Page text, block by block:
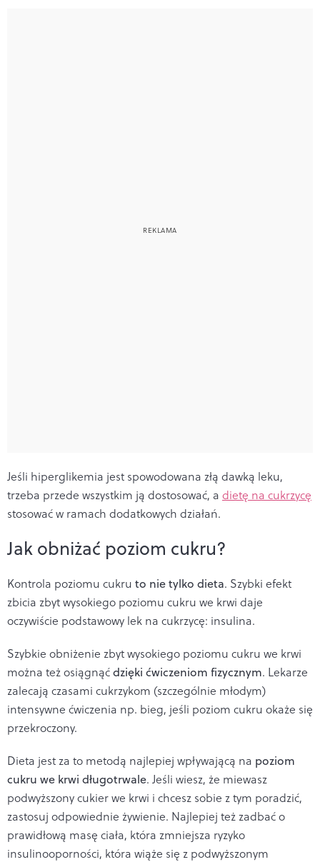
Jeśli hiperglikemia jest spowodowana złą dawką leku,
trzeba przede wszystkim ją dostosować, a dietę na cukrzycę
stosować w ramach dodatkowych działań.
Jak obniżać poziom cukru?
Kontrola poziomu cukru to nie tylko dieta. Szybki efekt
zbicia zbyt wysokiego poziomu cukru we krwi daje
oczywiście podstawowy lek na cukrzycę: insulina.
Szybkie obniżenie zbyt wysokiego poziomu cukru we krwi
można też osiągnąćdzięki ćwiczeniom fizycznym. Lekarze
zalecają czasami cukrzykom (szczególnie młodym)
intensywne ćwiczenia np. bieg, jeśli poziom cukru okaże się
przekroczony.
Dieta jest za to metodą najlepiej wpływającą na poziom
cukru we krwi długotrwale. Jeśli wiesz, że miewasz
podwyższony cukier we krwi i chcesz sobie z tym poradzić,
zastosuj odpowiednie żywienie. Najlepiej też zadbać o
prawidłową masę ciała, która zmniejsza ryzyko
insulinooporności, która wiąże się z podwyższonym